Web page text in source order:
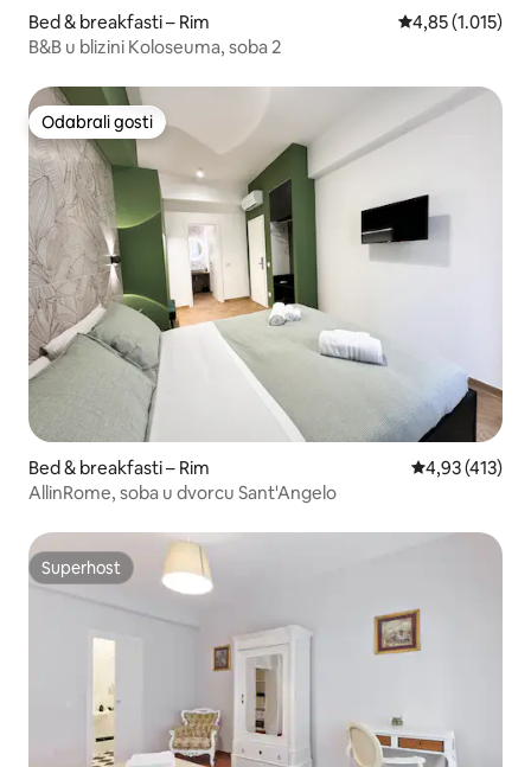
Bed & breakfasti – Rim Prosječna
4,85 (1.015)
B&B u blizini Koloseuma, soba 2
Odabrali gosti
Odabrali gosti
Bed & breakfasti – Rim Prosječna
4,93 (413)
AllinRome, soba u dvorcu Sant'Angelo
Superhost
Superhost